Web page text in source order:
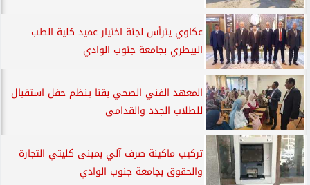
عكاوي يترأس لجنة اختيار عميد كلية الطب
البيطري بجامعة جنوب الوادي
المعهد الفني الصحي بقنا ينظم حفل استقبال
للطلاب الجدد والقدامى
تركيب ماكينة صرف آلي بمبنى كليتي التجارة
والحقوق بجامعة جنوب الوادي